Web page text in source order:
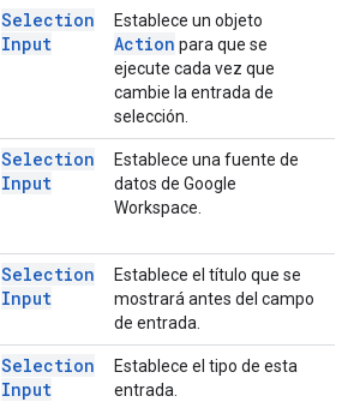
Selection
Input
Establece un objeto
Action para que se
ejecute cada vez que
cambie la entrada de
selección.
Selection
Input
Establece una fuente de
datos de Google
Workspace.
Selection
Input
Establece el título que se
mostrará antes del campo
de entrada.
Selection
Input
Establece el tipo de esta
entrada.